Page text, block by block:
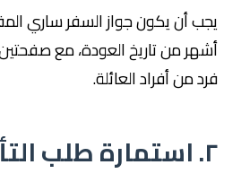
أشهر من تاريخ العودة، مع صفحتين
فرد من أفراد العائلة.